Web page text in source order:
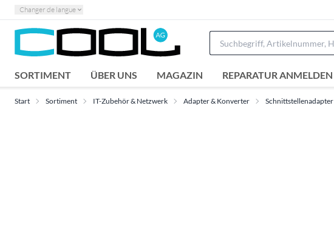
Changer de langue
SORTIMENT ÜBER UNS MAGAZIN REPARATUR ANMELDEN
Start Sortiment IT-Zubehör & Netzwerk Adapter & Konverter Schnittstellenadapter